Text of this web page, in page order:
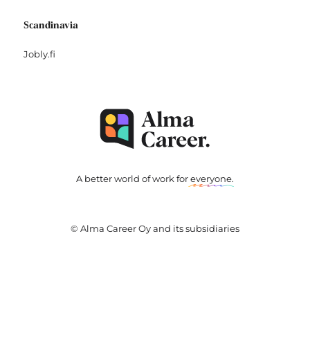
Scandinavia
Jobly.fi
A better world of work foreveryone.
© Alma Career Oy and its subsidiaries